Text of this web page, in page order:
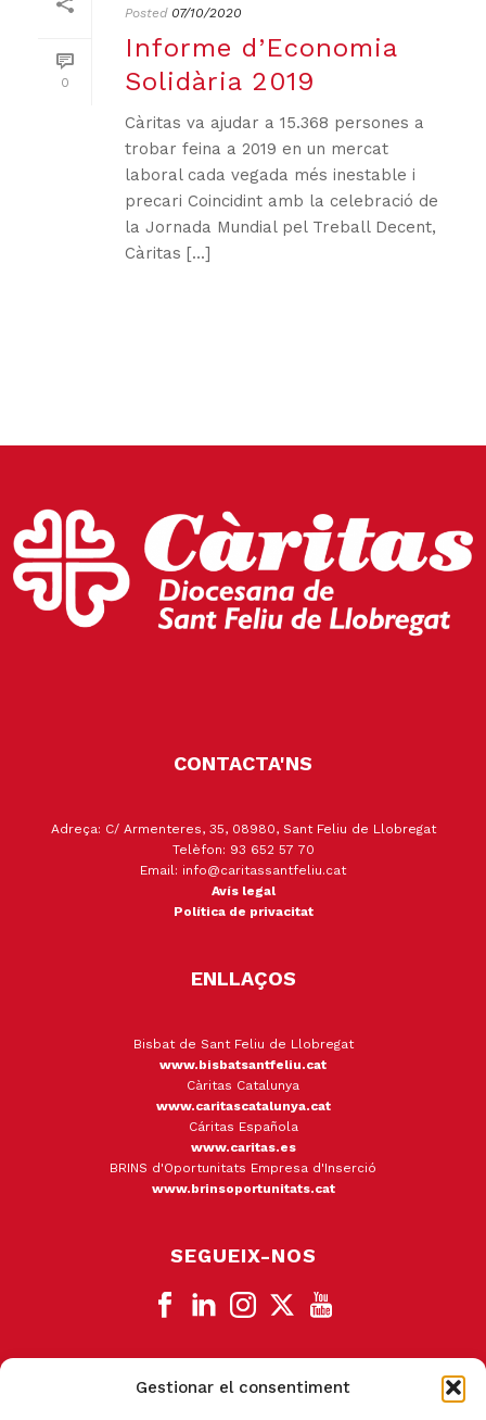
Gestionar el consentiment
0
Posted 07/10/2020
Informe d’Economia
Solidària 2019
Càritas va ajudar a 15.368 persones a
trobar feina a 2019 en un mercat
laboral cada vegada més inestable i
precari Coincidint amb la celebració de
la Jornada Mundial pel Treball Decent,
Càritas [...]
CONTACTA'NS
Adreça: C/ Armenteres, 35, 08980, Sant Feliu de Llobregat
Telèfon: 93 652 57 70
Email: info@caritassantfeliu.cat
Avís legal
Política de privacitat
ENLLAÇOS
Bisbat de Sant Feliu de Llobregat
www.bisbatsantfeliu.cat
Càritas Catalunya
www.caritascatalunya.cat
Cáritas Española
www.caritas.es
BRINS d'Oportunitats Empresa d'Inserció
www.brinsoportunitats.cat
SEGUEIX-NOS
CANAL DE DENÚNCIA